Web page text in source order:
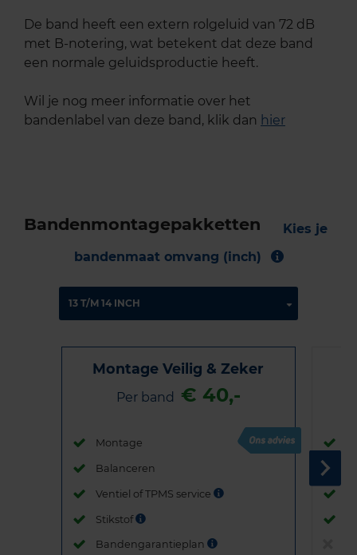
De band heeft een extern rolgeluid van 72 dB
met B-notering, wat betekent dat deze band
een normale geluidsproductie heeft.
Wil je nog meer informatie over het
bandenlabel van deze band, klik dan hier
Bandenmontagepakketten
Kies je
bandenmaat omvang (inch)
Montage Veilig & Zeker
Per band € 40,-
Montage
Balanceren
Ventiel of TPMS service
Stikstof
Bandengarantieplan